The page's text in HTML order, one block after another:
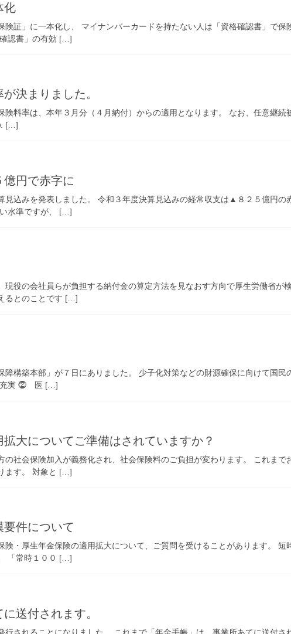
化
証」に一本化し、 マイナンバーカードを持たない人は「資格確認書」で
認書」の有効 […]
決まりました。
料率は、本年３月分（４月納付）からの適用となります。 なお、任意継続
[…]
円で赤字に
込みを発表しました。 令和３年度決算見込みの経常収支は▲８２５億円の
水準ですが、 […]
現役の会社員らが負担する納付金の算定方法を見なおす方向で厚生労働省が
るとのことです […]
構築本部」が７日にありました。 少子化対策などの財源確保に向けて国民
充実 ⓶ 医 […]
大についてご準備はされていますか？
社会保険加入が義務化され、社会保険料のご負担が変わります。 これまで
ます。 対象と […]
件について
・厚生年金保険の適用拡大について、ご質問を受けることがあります。 短
「常時１００ […]
送付されます。